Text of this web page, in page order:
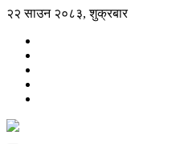
२२ साउन २०८३, शुक्रबार